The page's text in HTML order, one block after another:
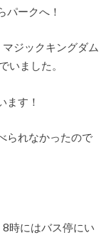
パークへ！
ジックキングダム
いました。
ます！
られなかったので
時にはバス停にい